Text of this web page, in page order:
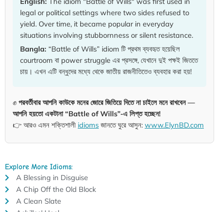
legal or political settings where two sides refused to
yield. Over time, it became popular in everyday
situations involving stubbornness or silent resistance.
Bangla: “Battle of Wills” idiom টি প্রথম ব্যবহৃত হয়েছিল
courtroom বা power struggle এর প্রসঙ্গে, যেখানে দুই পক্ষই জিততে
চায়। এখন এটি বন্ধুদের মধ্যে থেকে জাতীয় রাজনীতিতেও ব্যবহার করা হয়!
✊ পরবর্তীবার আপনি কাউকে মনের জোরে জিতিয়ে দিতে না চাইলে মনে রাখবেন —
আপনি হয়তো একটানা “Battle of Wills”-এ লিপ্ত হচ্ছেন!
👉 আরও এমন শক্তিশালী idioms জানতে ঘুরে আসুন: www.ElynBD.com
Explore More Idioms:
A Blessing in Disguise
A Chip Off the Old Block
A Clean Slate